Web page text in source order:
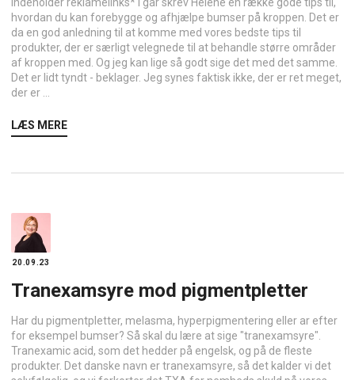
hvordan du kan forebygge og afhjælpe bumser på kroppen. Det er
da en god anledning til at komme med vores bedste tips til
produkter, der er særligt velegnede til at behandle større områder
af kroppen med. Og jeg kan lige så godt sige det med det samme.
Det er lidt tyndt - beklager. Jeg synes faktisk ikke, der er ret meget,
der er ...
LÆS MERE
20.09.23
Tranexamsyre mod pigmentpletter
Har du pigmentpletter, melasma, hyperpigmentering eller ar efter
for eksempel bumser? Så skal du lære at sige "tranexamsyre".
Tranexamic acid, som det hedder på engelsk, og på de fleste
produkter. Det danske navn er tranexamsyre, så det kalder vi det